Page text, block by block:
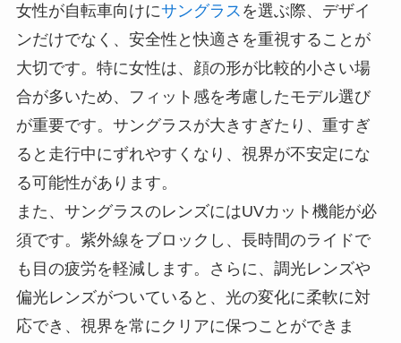
女性が自転車向けにサングラス を選ぶ際、デザイ
ンだけでなく、安全性と快適さを重視することが
大切です。特に女性は、顔の形が比較的小さい場
合が多いため、フィット感を考慮したモデル選び
が重要です。サングラスが大きすぎたり、重すぎ
ると走行中にずれやすくなり、視界が不安定にな
る可能性があります。
また、サングラスのレンズにはUVカット機能が必
須です。紫外線をブロックし、長時間のライドで
も目の疲労を軽減します。さらに、調光レンズや
偏光レンズがついていると、光の変化に柔軟に対
応でき、視界を常にクリアに保つことができま